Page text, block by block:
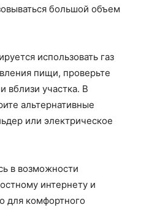
большой объем
использовать газ
пищи, проверьте
вблизи участка. В
альтернативные
или электрическое
в возможности
интернету и
для комфортного